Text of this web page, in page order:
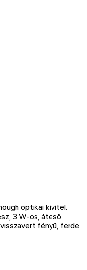
optikai kivitel.
3 W-os, áteső
fényű, ferde